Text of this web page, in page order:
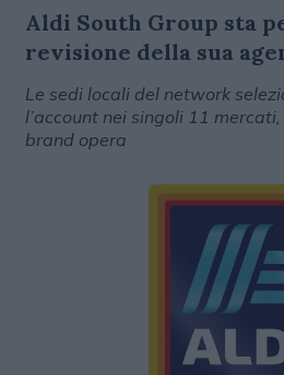
Aldi South Group sta
revisione della sua
Le sedi locali del network
l’account nei singoli 11
brand opera